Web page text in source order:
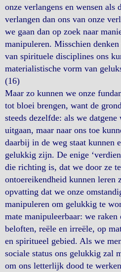
onze verlangens en wensen als
verlangen dan ons van onze
we gaan dan op zoek naar
manipuleren. Misschien
van spirituele disciplines ons
materialistische vorm van
(16)
Maar zo kunnen we onze
tot bloei brengen, want de
steeds dezelfde: als we
uitgaan, maar naar ons toe
daarbij in de weg staat kunnen
gelukkig zijn. De enige
die richting is, dat we door ze
ontoereikendheid kunnen leren
opvatting dat we onze
manipuleren om gelukkig te
mate manipuleerbaar: we
beloften, reële en irreële, op
en spiritueel gebied. Als we
sociale status ons gelukkig zal
om ons letterlijk dood te